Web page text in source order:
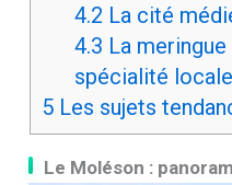
4.2 La cité
4.3 La
spécialité
5Les sujets
Le Moléson :